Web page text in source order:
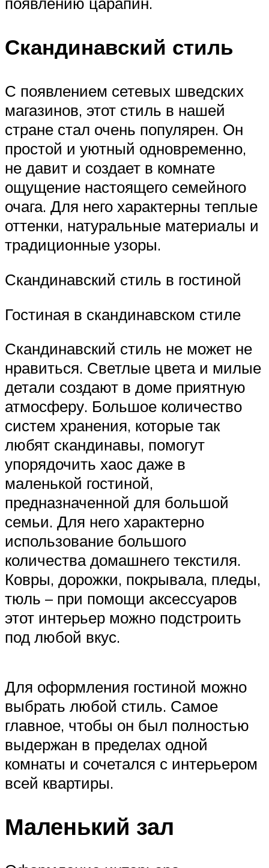
Скандинавский стиль
С появлением сетевых шведских
магазинов, этот стиль в нашей
стране стал очень популярен. Он
простой и уютный одновременно,
не давит и создает в комнате
ощущение настоящего семейного
очага. Для него характерны теплые
оттенки, натуральные материалы и
традиционные узоры.
Скандинавский стиль в гостиной
Гостиная в скандинавском стиле
Скандинавский стиль не может не
нравиться. Светлые цвета и милые
детали создают в доме приятную
атмосферу. Большое количество
систем хранения, которые так
любят скандинавы, помогут
упорядочить хаос даже в
маленькой гостиной,
предназначенной для большой
семьи. Для него характерно
использование большого
количества домашнего текстиля.
Ковры, дорожки, покрывала, пледы,
тюль – при помощи аксессуаров
этот интерьер можно подстроить
под любой вкус.
Для оформления гостиной можно
выбрать любой стиль. Самое
главное, чтобы он был полностью
выдержан в пределах одной
комнаты и сочетался с интерьером
всей квартиры.
Маленький зал